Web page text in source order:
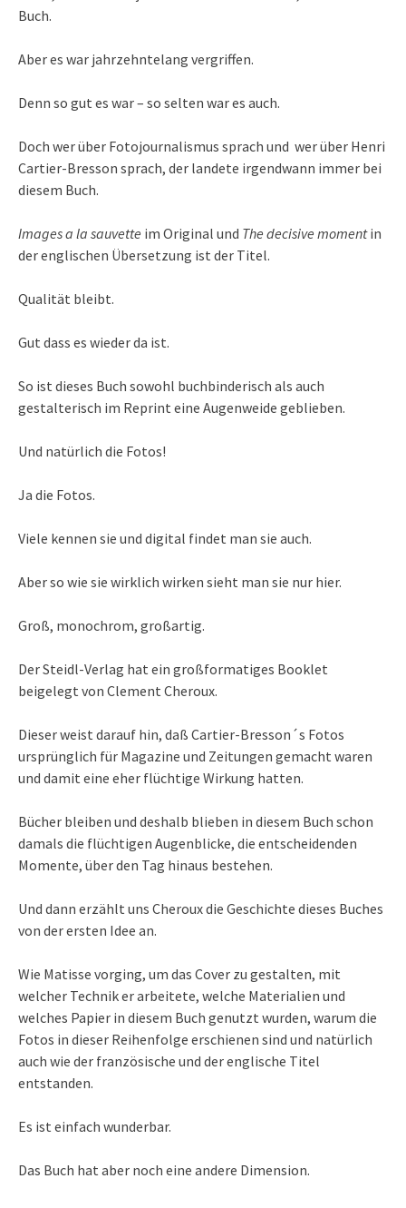
Buch.
Aber es war jahrzehntelang vergriffen.
Denn so gut es war – so selten war es auch.
Doch wer über Fotojournalismus sprach und wer über Henri
Cartier-Bresson sprach, der landete irgendwann immer bei
diesem Buch.
Images a la sauvette im Original und The decisive momentin
der englischen Übersetzung ist der Titel.
Qualität bleibt.
Gut dass es wieder da ist.
So ist dieses Buch sowohl buchbinderisch als auch
gestalterisch im Reprint eine Augenweide geblieben.
Und natürlich die Fotos!
Ja die Fotos.
Viele kennen sie und digital findet man sie auch.
Aber so wie sie wirklich wirken sieht man sie nur hier.
Groß, monochrom, großartig.
Der Steidl-Verlag hat ein großformatiges Booklet
beigelegt von Clement Cheroux.
Dieser weist darauf hin, daß Cartier-Bresson´s Fotos
ursprünglich für Magazine und Zeitungen gemacht waren
und damit eine eher flüchtige Wirkung hatten.
Bücher bleiben und deshalb blieben in diesem Buch schon
damals die flüchtigen Augenblicke, die entscheidenden
Momente, über den Tag hinaus bestehen.
Und dann erzählt uns Cheroux die Geschichte dieses Buches
von der ersten Idee an.
Wie Matisse vorging, um das Cover zu gestalten, mit
welcher Technik er arbeitete, welche Materialien und
welches Papier in diesem Buch genutzt wurden, warum die
Fotos in dieser Reihenfolge erschienen sind und natürlich
auch wie der französische und der englische Titel
entstanden.
Es ist einfach wunderbar.
Das Buch hat aber noch eine andere Dimension.